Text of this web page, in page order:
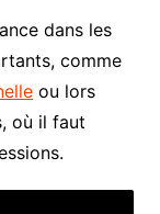
dans les
comme
ou lors
où il faut